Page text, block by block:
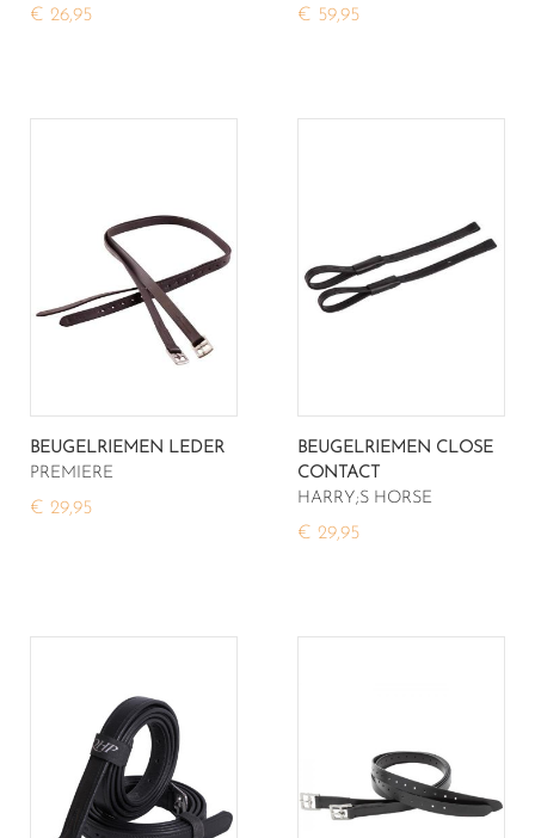
€ 26,95 € 59,95
BEUGELRIEMEN LEDER
PREMIERE
€ 29,95
BEUGELRIEMEN CLOSE
CONTACT
HARRY;S HORSE
€ 29,95